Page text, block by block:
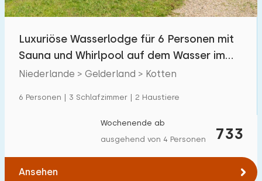
Luxuriöse Wasserlodge für 6 Personen mit
Sauna und Whirlpool auf dem Wasser im
Achterhoek
Niederlande > Gelderland > Kotten
6 Personen | 3 Schlafzimmer | 2 Haustiere
733
Wochenende ab
ausgehend von 4 Personen
Ansehen